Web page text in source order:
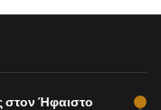
στον Ήφαιστο